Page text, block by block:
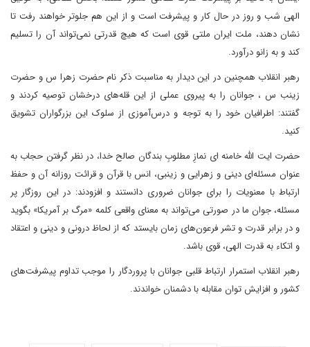
الهی شب و روز در حال کار و پیشرفت است و از این هم جلوتر خواهند رفت تا
نشان دهند، ملت ایران ملتی قوی است که هیچ قدرتی نمی‌تواند آن را تسلیم
کند و به زانو درآورد.
رهبر انقلاب همچنین در این دیدار به مناسبت ذکر نام حضرت زهرا س و حضرت
زینب س ، جوانان را به پیروی عملی از این قله‌های درخشان توصیه کردند و
گفتند: اطرافیان خود را به توجه و درس‌آموزی از سلوک این بزرگواران تشویق
کنید.
حضرت ایت الله خامنه ای نمازِ مطلوبِ بندگان صالح خدا، در نظر گرفتن حجاب به
عنوان مسئله‌ای دینی و زهرایی و زینبی، انس با قرآن و قرائت روزانه آن و حفظ
ارتباط با معنویات را برای جوانان ضروری دانستند و افزودند: در این روزگار پر
مسئله، جوان ما در صورتی می‌تواند به معنای واقعی کلمه «مرگ بر آمریکا» بگوید
و در برابر قدرت و تشر فرعون‌های زمان بایستد که از لحاظ درونی و دینی و اعتقاد
و اتکاء به قدرت الهی، قوی باشد.
رهبر انقلاب استمرار ارتباط قلبی جوانان با پروردگار را موجب تداوم پیشرفت‌های
کشور و افزایش توان مقابله با دشمنان خواندند.